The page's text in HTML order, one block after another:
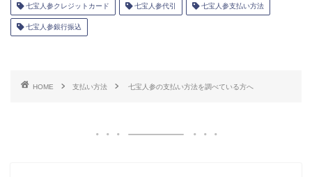
七宝人参クレジットカード 七宝人参代引 七宝人参支払い方法
七宝人参銀行振込
HOME 支払い方法 七宝人参の支払い方法を調べている方へ